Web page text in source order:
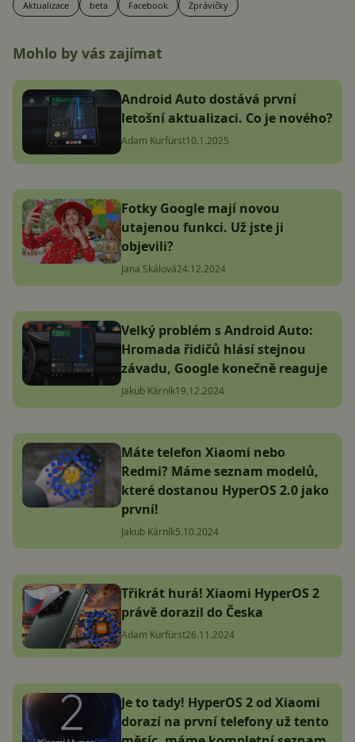
Aktualizace beta Facebook Zprávičky
Mohlo by vás zajímat
Android Auto dostává první
letošní aktualizaci. Co je nového?
Adam Kurfürst10.1.2025
Fotky Google mají novou
utajenou funkci. Už jste ji
objevili?
Jana Skálová24.12.2024
Velký problém s Android Auto:
Hromada řidičů hlásí stejnou
závadu, Google konečně reaguje
Jakub Kárník19.12.2024
Máte telefon Xiaomi nebo
Redmi? Máme seznam modelů,
které dostanou HyperOS 2.0 jako
první!
Jakub Kárník5.10.2024
Třikrát hurá! Xiaomi HyperOS 2
právě dorazil do Česka
Adam Kurfürst26.11.2024
Je to tady! HyperOS 2 od Xiaomi
dorazí na první telefony už tento